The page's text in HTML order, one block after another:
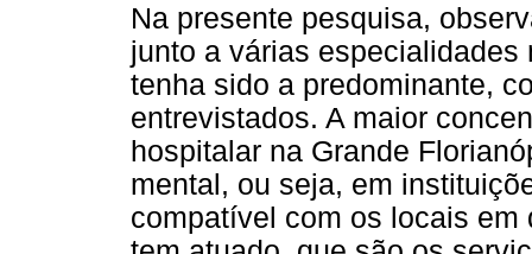
Na presente pesquisa,
junto a várias
tenha sido a predominante,
entrevistados. A maior
hospitalar na Grande
mental, ou seja, em
compatível com os locais